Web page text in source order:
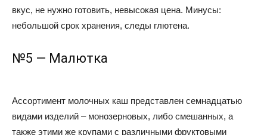
вкус, не нужно готовить, невысокая цена. Минусы:
небольшой срок хранения, следы глютена.
№5 — Малютка
Ассортимент молочных каш представлен семнадцатью
видами изделий – монозерновых, либо смешанных, а
также этими же крупами с различными фруктовыми